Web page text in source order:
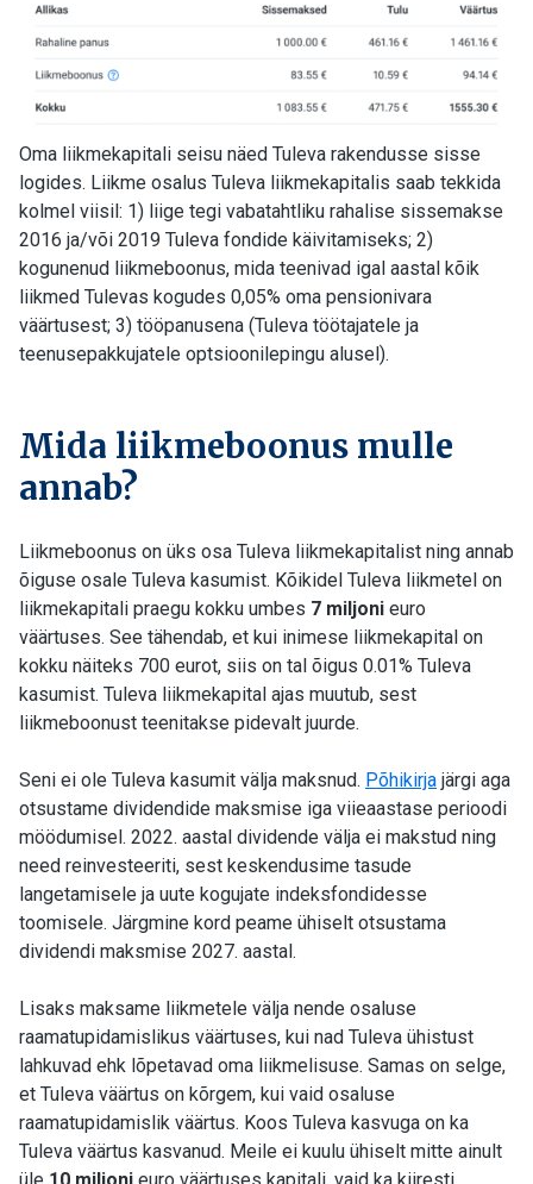
Oma liikmekapitali seisu näed Tuleva rakendusse sisse
logides. Liikme osalus Tuleva liikmekapitalis saab tekkida
kolmel viisil: 1) liige tegi vabatahtliku rahalise sissemakse
2016 ja/või 2019 Tuleva fondide käivitamiseks; 2)
kogunenud liikmeboonus, mida teenivad igal aastal kõik
liikmed Tulevas kogudes 0,05% oma pensionivara
väärtusest; 3) tööpanusena (Tuleva töötajatele ja
teenusepakkujatele optsioonilepingu alusel).
Mida liikmeboonus mulle
annab?
Liikmeboonus on üks osa Tuleva liikmekapitalist ning annab
õiguse osale Tuleva kasumist. Kõikidel Tuleva liikmetel on
liikmekapitali praegu kokku umbes 7 miljoni euro
väärtuses. See tähendab, et kui inimese liikmekapital on
kokku näiteks 700 eurot, siis on tal õigus 0.01% Tuleva
kasumist. Tuleva liikmekapital ajas muutub, sest
liikmeboonust teenitakse pidevalt juurde.
Seni ei ole Tuleva kasumit välja maksnud. Põhikirja järgi aga
otsustame dividendide maksmise iga viieaastase perioodi
möödumisel. 2022. aastal dividende välja ei makstud ning
need reinvesteeriti, sest keskendusime tasude
langetamisele ja uute kogujate indeksfondidesse
toomisele. Järgmine kord peame ühiselt otsustama
dividendi maksmise 2027. aastal.
Lisaks maksame liikmetele välja nende osaluse
raamatupidamislikus väärtuses, kui nad Tuleva ühistust
lahkuvad ehk lõpetavad oma liikmelisuse. Samas on selge,
et Tuleva väärtus on kõrgem, kui vaid osaluse
raamatupidamislik väärtus. Koos Tuleva kasvuga on ka
Tuleva väärtus kasvanud. Meile ei kuulu ühiselt mitte ainult